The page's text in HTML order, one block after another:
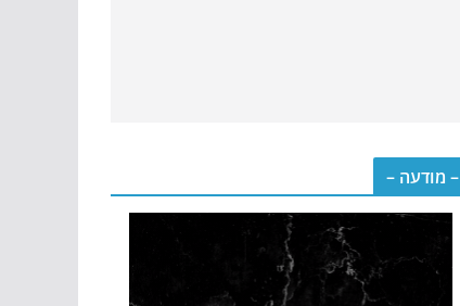
– מודעה –